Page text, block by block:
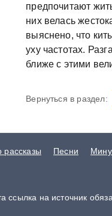
предпочитают
них велась
выяснено, что
уху частотах.
ближе с этими
Вернуться в раздел:
рассказы Песни
на источник